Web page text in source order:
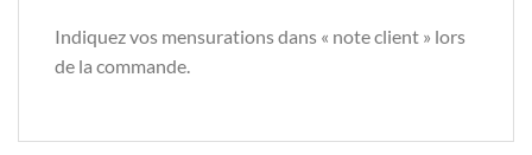
Indiquez vos mensurations dans « note client » lors
de la commande.